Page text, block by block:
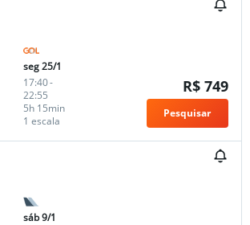
seg 25/1
17:40-
22:55
1 escala
5h 15min
R$ 749
Pesquisar
sáb 9/1